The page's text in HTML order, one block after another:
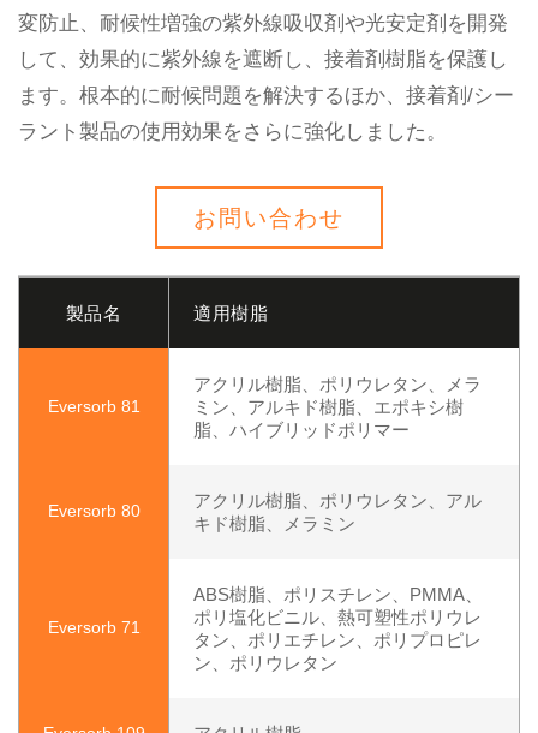
変防止、耐候性増強の紫外線吸収剤や光安定剤を開発
して、効果的に紫外線を遮断し、接着剤樹脂を保護し
ます。根本的に耐候問題を解決するほか、接着剤/シー
ラント製品の使用効果をさらに強化しました。
お問い合わせ
製品名 適用樹脂
Eversorb 81
アクリル樹脂、ポリウレタン、メラ
ミン、アルキド樹脂、エポキシ樹
脂、ハイブリッドポリマー
Eversorb 80
アクリル樹脂、ポリウレタン、アル
キド樹脂、メラミン
Eversorb 71
ABS樹脂、ポリスチレン、PMMA、
ポリ塩化ビニル、熱可塑性ポリウレ
タン、ポリエチレン、ポリプロピレ
ン、ポリウレタン